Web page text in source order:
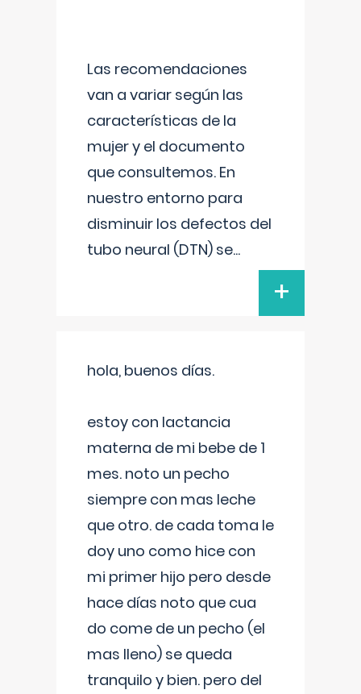
Las recomendaciones
van a variar según las
características de la
mujer y el documento
que consultemos. En
nuestro entorno para
disminuir los defectos del
tubo neural (DTN) se...
+
hola, buenos días.
estoy con lactancia
materna de mi bebe de 1
mes. noto un pecho
siempre con mas leche
que otro. de cada toma le
doy uno como hice con
mi primer hijo pero desde
hace días noto que cua
do come de un pecho (el
mas lleno) se queda
tranquilo y bien. pero del